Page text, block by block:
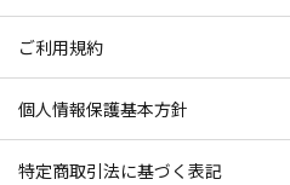
ご利用規約
個人情報保護基本方針
特定商取引法に基づく表記